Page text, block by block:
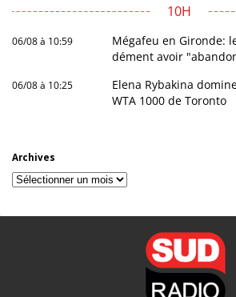
10H
06/08 à 10:59
Mégafeu en Gironde:
dément avoir
06/08 à 10:25
Elena Rybakina
WTA 1000 de Toronto
Archives
Archives